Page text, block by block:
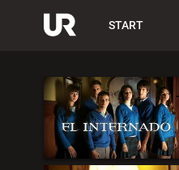
START